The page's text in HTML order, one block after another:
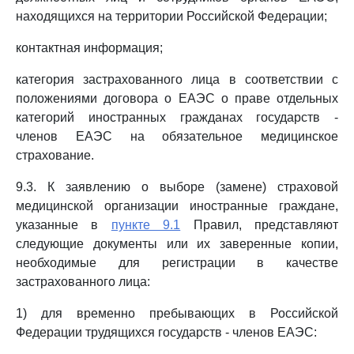
находящихся на территории Российской Федерации;
контактная информация;
категория застрахованного лица в соответствии с
положениями договора о ЕАЭС о праве отдельных
категорий иностранных гражданах государств -
членов ЕАЭС на обязательное медицинское
страхование.
9.3. К заявлению о выборе (замене) страховой
медицинской организации иностранные граждане,
указанные в пункте 9.1 Правил, представляют
следующие документы или их заверенные копии,
необходимые для регистрации в качестве
застрахованного лица:
1) для временно пребывающих в Российской
Федерации трудящихся государств - членов ЕАЭС: